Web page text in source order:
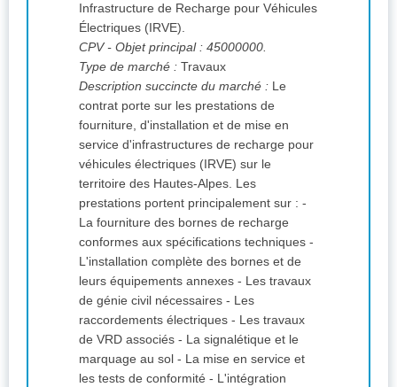
Infrastructure de Recharge pour Véhicules
Électriques (IRVE).
CPV- Objet principal : 45000000.
Type de marché : Travaux
Description succincte du marché : Le
contrat porte sur les prestations de
fourniture, d'installation et de mise en
service d'infrastructures de recharge pour
véhicules électriques (IRVE) sur le
territoire des Hautes-Alpes. Les
prestations portent principalement sur : -
La fourniture des bornes de recharge
conformes aux spécifications techniques -
L'installation complète des bornes et de
leurs équipements annexes - Les travaux
de génie civil nécessaires - Les
raccordements électriques - Les travaux
de VRD associés - La signalétique et le
marquage au sol - La mise en service et
les tests de conformité - L'intégration